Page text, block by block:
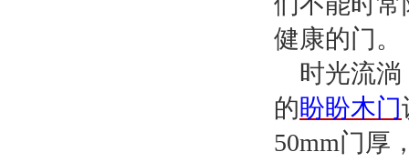
健康的门。
时光流
的盼盼木门
50mm门厚